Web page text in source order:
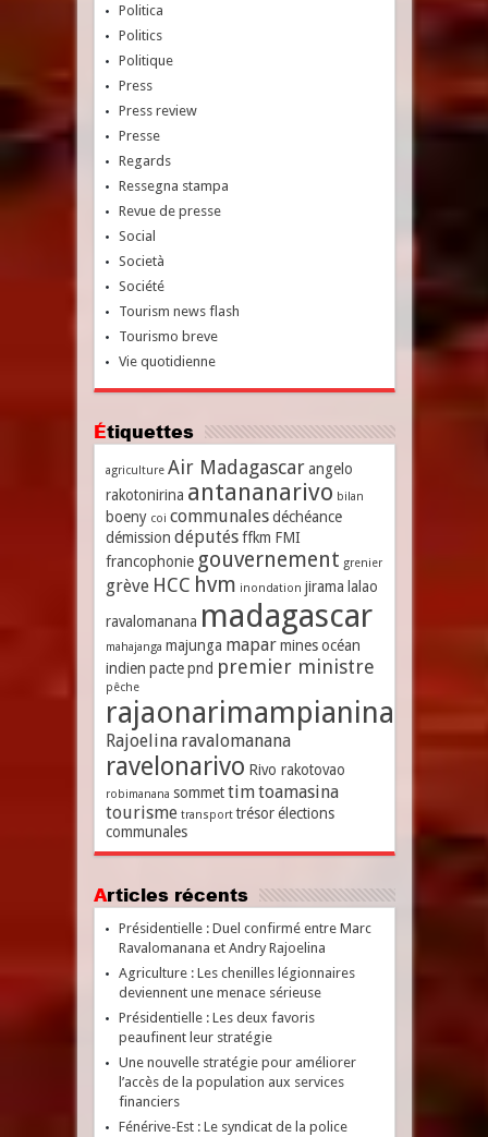
Politica
Politics
Politique
Press
Press review
Presse
Regards
Ressegna stampa
Revue de presse
Social
Società
Société
Tourism news flash
Tourismo breve
Vie quotidienne
Étiquettes
agriculture Air Madagascar angelo
rakotonirina antananarivo bilan
boeny coi communales déchéance
démission députés ffkm FMI
francophonie gouvernement grenier
grève HCC hvm inondation jirama lalao
ravalomanana madagascar
mahajanga majunga mapar mines océan
indien pacte pnd premier ministre
pêche
rajaonarimampianina
Rajoelina ravalomanana
ravelonarivo Rivo rakotovao
robimanana sommet timtoamasina
tourisme transport trésor élections
communales
Articles récents
Présidentielle : Duel confirmé entre Marc
Ravalomanana et Andry Rajoelina
Agriculture : Les chenilles légionnaires
deviennent une menace sérieuse
Présidentielle : Les deux favoris
peaufinent leur stratégie
Une nouvelle stratégie pour améliorer
l’accès de la population aux services
financiers
Fénérive-Est : Le syndicat de la police